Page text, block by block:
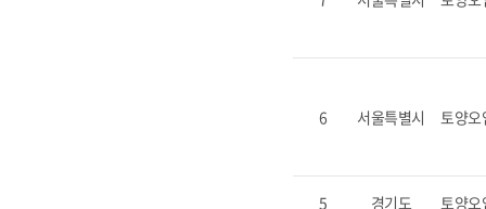
6 서울특별시 토양오
5 경기도 토양오